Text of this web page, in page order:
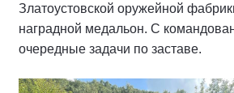
Златоустовской оружейной
наградной медальон. С
очередные задачи по заставе.